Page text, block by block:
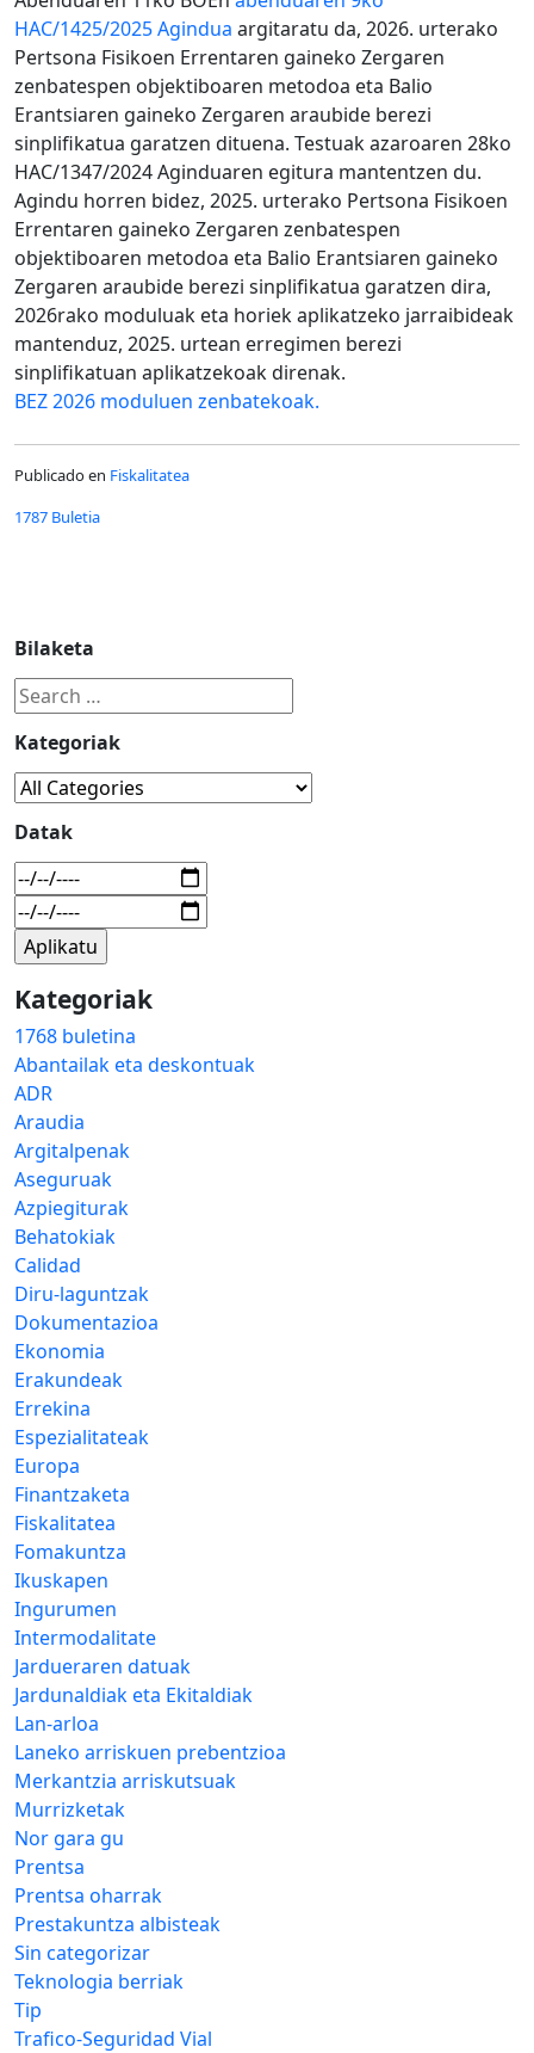
HAC/1425/2025 Agindua argitaratu da, 2026. urterako
Pertsona Fisikoen Errentaren gaineko Zergaren
zenbatespen objektiboaren metodoa eta Balio
Erantsiaren gaineko Zergaren araubide berezi
sinplifikatua garatzen dituena. Testuak azaroaren 28ko
HAC/1347/2024 Aginduaren egitura mantentzen du.
Agindu horren bidez, 2025. urterako Pertsona Fisikoen
Errentaren gaineko Zergaren zenbatespen
objektiboaren metodoa eta Balio Erantsiaren gaineko
Zergaren araubide berezi sinplifikatua garatzen dira,
2026rako moduluak eta horiek aplikatzeko jarraibideak
mantenduz, 2025. urtean erregimen berezi
sinplifikatuan aplikatzekoak direnak.
BEZ 2026 moduluen zenbatekoak.
Publicado en Fiskalitatea
1787 Buletia
Bilaketa
Kategoriak
Datak
Kategoriak
1768 buletina
Abantailak eta deskontuak
ADR
Araudia
Argitalpenak
Aseguruak
Azpiegiturak
Behatokiak
Calidad
Diru-laguntzak
Dokumentazioa
Ekonomia
Erakundeak
Errekina
Espezialitateak
Europa
Finantzaketa
Fiskalitatea
Fomakuntza
Ikuskapen
Ingurumen
Intermodalitate
Jardueraren datuak
Jardunaldiak eta Ekitaldiak
Lan-arloa
Laneko arriskuen prebentzioa
Merkantzia arriskutsuak
Murrizketak
Nor gara gu
Prentsa
Prentsa oharrak
Prestakuntza albisteak
Sin categorizar
Teknologia berriak
Tip
Trafico-Seguridad Vial